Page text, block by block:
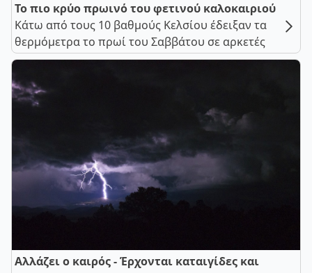
Το πιο κρύο πρωινό του φετινού καλοκαιριού
Κάτω από τους 10 βαθμούς Κελσίου έδειξαν τα
θερμόμετρα το πρωί του Σαββάτου σε αρκετές
Αλλάζει ο καιρός - Έρχονται καταιγίδες και